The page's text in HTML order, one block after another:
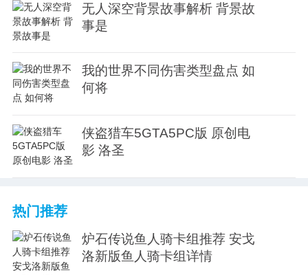
无人深空背景故事解析 背景故
事是
我的世界不同伤害类型盘点 如
何将
侠盗猎车5GTA5PC版 原创电
影 洛圣
热门推荐
炉石传说鱼人骑卡组推荐 安戈
洛新版鱼人骑卡组详情